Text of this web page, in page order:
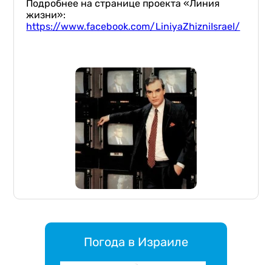
Подробнее на странице проекта «Линия
жизни»:
https://www.facebook.com/LiniyaZhizniIsrael/
Погода в Израиле